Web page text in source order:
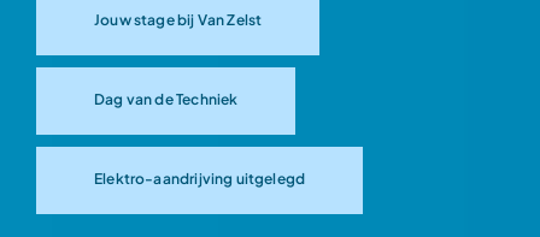
Jouw stage bij Van Zelst
Dag van de Techniek
Elektro-aandrijving uitgelegd